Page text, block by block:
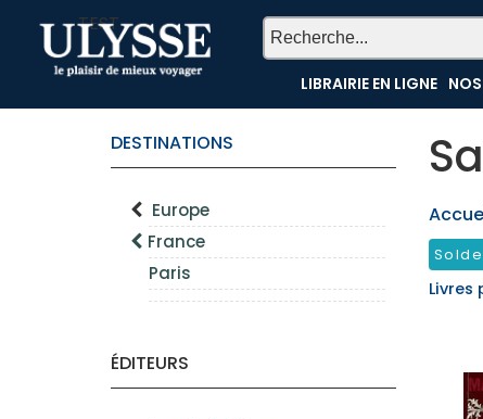
TEST
LIBRAIRIE EN LIGNE
DESTINATIONS
Europe
France
Paris
ÉDITEURS
Livres